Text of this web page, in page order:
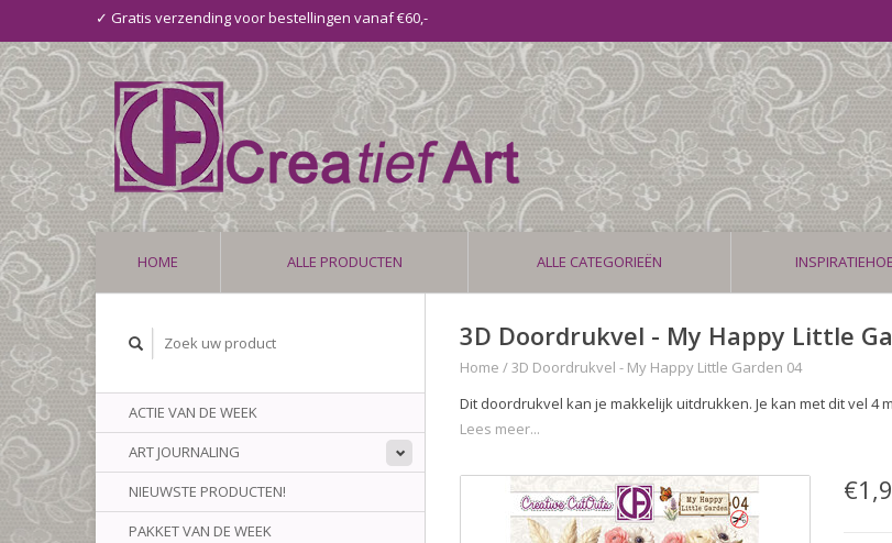
✓ Gratis verzending voor bestellingen vanaf €60,-
HOME ALLE PRODUCTEN ALLE CATEGORIEËN
ACTIE VAN DE WEEK
ART JOURNALING
NIEUWSTE PRODUCTEN!
PAKKET VAN DE WEEK
3D Doordrukvel - My Happy Little
Home /3D Doordrukvel - My Happy Little Garden 04
Dit doordrukvel kan je makkelijk uitdrukken. Je kan met dit vel 4
Lees meer...